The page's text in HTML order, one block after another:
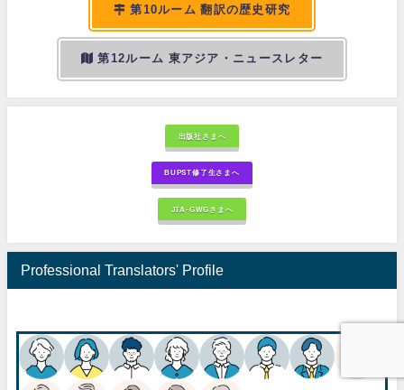
第10ルーム 翻訳の歴史研究
第12ルーム 東アジア・ニュースレター
出版社さまへ
BUPST修了生さまへ
JTA-GWGさまへ
Professional Translators' Profile